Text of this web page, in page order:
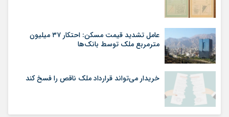
عامل تشدید قیمت مسکن: احتکار ۳۷ میلیون
مترمربع ملک توسط بانک‌ها
خریدار می‌تواند قرارداد ملک ناقص را فسخ کند